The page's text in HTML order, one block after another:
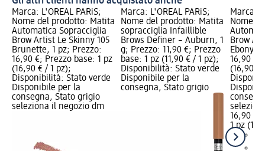
Marca: L'ORÉAL PARiS;
Nome del prodotto: Matita
Automatica Sopracciglia
Brow Artist Le Skinny 105
Brunette, 1 pz; Prezzo:
16,90 €; Prezzo base: 1 pz
(16,90 € / 1 pz);
Disponibilità: Stato verde
Disponibile per la
consegna, Stato grigio
seleziona il negozio dm
Marca: L'ORÉAL PARiS;
Nome del prodotto: Matita
sopracciglia Infaillible
Brows Definer – Auburn, 1
g; Prezzo: 11,90 €; Prezzo
base: 1 pz (11,90 € / 1 pz);
Disponibilità: Stato verde
Disponibile per la
consegna, Stato grigio
Marca:
Nome
Brow
Ebony,
16,90 €;
(16,90 €
16,90 €
1 pz